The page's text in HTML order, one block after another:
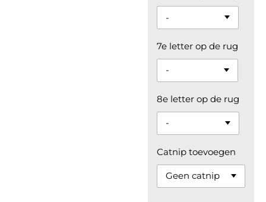
7e letter op de rug
8e letter op de rug
Catnip toevoegen